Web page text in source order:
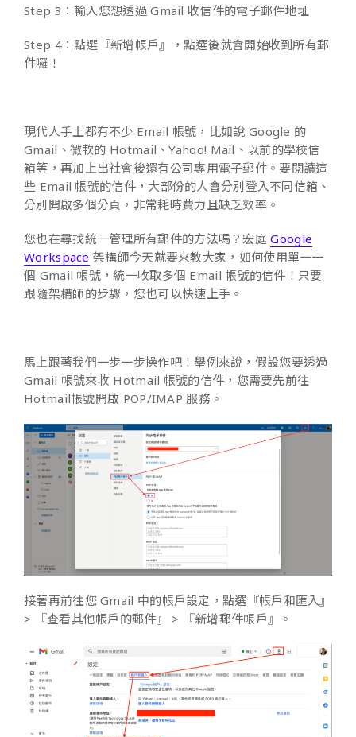
Step 3：輸入您想透過 Gmail 收信件的電子郵件地址
Step 4：點選『新增帳戶』，點選後就會開始收到所有郵
件囉！
現代人手上都有不少 Email 帳號，比如說 Google 的
Gmail、微軟的 Hotmail、Yahoo! Mail、以前的學校信
箱等，再加上出社會後還有公司專用電子郵件。要閱讀這
些 Email 帳號的信件，大部份的人會分別登入不同信箱、
分別開啟多個分頁，非常耗時費力且缺乏效率。
您也在尋找統一管理所有郵件的方法嗎？宏庭Google
Workspace 架構師今天就要來教大家，如何使用單一一
個 Gmail 帳號，統一收取多個 Email 帳號的信件！只要
跟隨架構師的步驟，您也可以快速上手。
馬上跟著我們一步一步操作吧！舉例來說，假設您要透過
Gmail 帳號來收 Hotmail 帳號的信件，您需要先前往
Hotmail帳號開啟 POP/IMAP 服務。
接著再前往您 Gmail 中的帳戶設定，點選『帳戶和匯入』
> 『查看其他帳戶的郵件』 > 『新增郵件帳戶』。